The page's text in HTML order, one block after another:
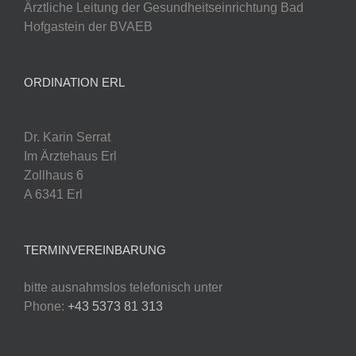
Ärztliche Leitung der Gesundheitseinrichtung Bad
Hofgastein der BVAEB
ORDINATION ERL
Dr. Karin Serrat
Im Ärztehaus Erl
Zollhaus 6
A 6341 Erl
TERMINVEREINBARUNG
bitte ausnahmslos telefonisch unter
Phone: +43 5373 81 313